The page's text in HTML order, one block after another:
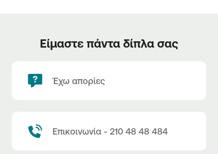
Είμαστε πάντα δίπλα σας
Έχω απορίες
Επικοινωνία - 210 48 48 484